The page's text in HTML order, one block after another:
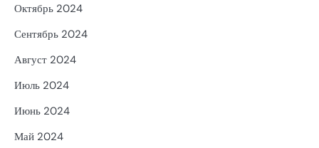
Октябрь 2024
Сентябрь 2024
Август 2024
Июль 2024
Июнь 2024
Май 2024